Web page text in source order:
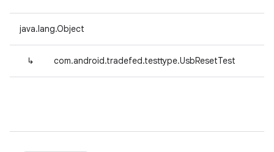
java.lang.Object
↳ com.android.tradefed.testtype.UsbResetTest